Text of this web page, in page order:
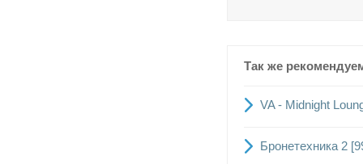
Так же
VA - Midnight
Бронетехника 2